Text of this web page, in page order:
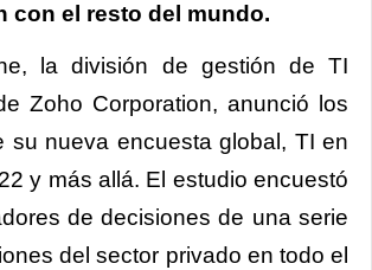
con el resto del mundo.
la división de gestión de TI
Zoho Corporation, anunció los
su nueva encuesta global, TI en
y más allá. El estudio encuestó
de decisiones de una serie
del sector privado en todo el